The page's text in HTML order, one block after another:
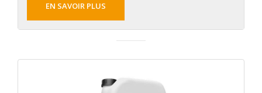
EN SAVOIR PLUS